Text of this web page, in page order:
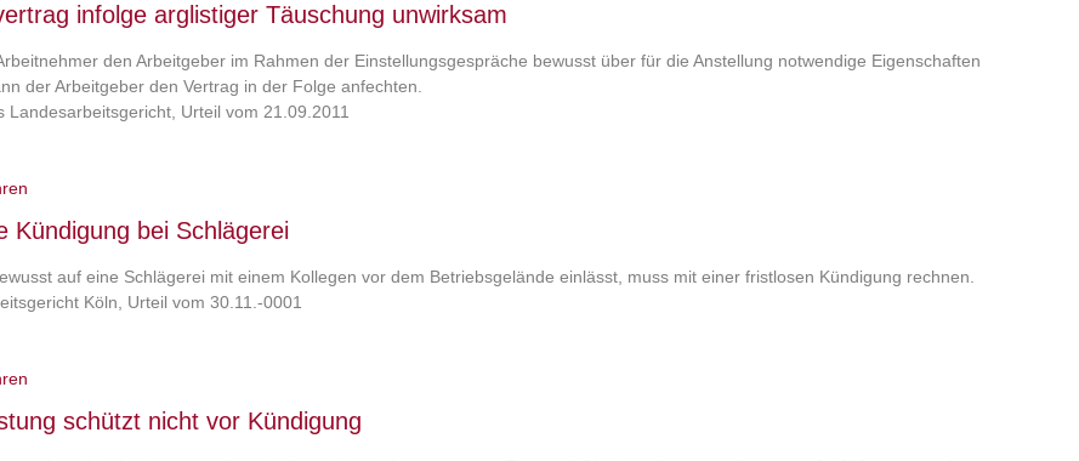
infolge arglistiger Täuschung unwirksam
den Arbeitgeber im Rahmen der Einstellungsgespräche bewusst über für die Anstellung notwendige Eigenschaften
der Arbeitgeber den Vertrag in der Folge anfechten.
Landesarbeitsgericht, Urteil vom 21.09.2011
Kündigung bei Schlägerei
auf eine Schlägerei mit einem Kollegen vor dem Betriebsgelände einlässt, muss mit einer fristlosen Kündigung rechnen.
Köln, Urteil vom 30.11.-0001
schützt nicht vor Kündigung